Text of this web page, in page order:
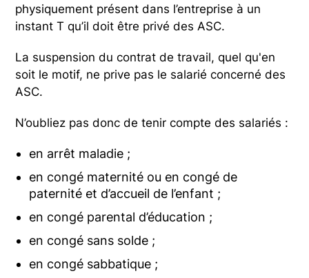
physiquement présent dans l’entreprise à un
instant T qu’il doit être privé des ASC.
La suspension du contrat de travail, quel qu'en
soit le motif, ne prive pas le salarié concerné des
ASC.
N’oubliez pas donc de tenir compte des salariés :
en arrêt maladie ;
en congé maternité ou en congé de
paternité et d’accueil de l’enfant ;
en congé parental d’éducation ;
en congé sans solde ;
en congé sabbatique ;